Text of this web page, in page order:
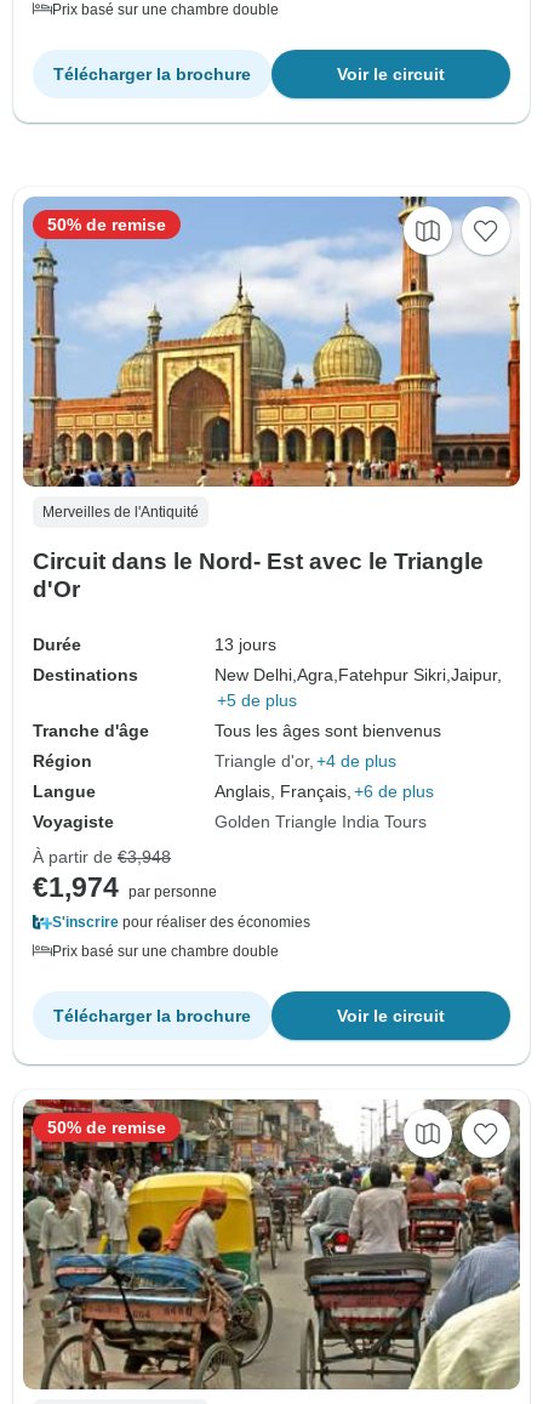
Prix basé sur une chambre double
Voir le circuit
Télécharger la brochure
Merveilles de l'Antiquité
Circuit dans le Nord- Est avec le Triangle
d'Or
Durée
13 jours
Destinations
New Delhi,Agra, Fatehpur Sikri,Jaipur,
+5 de plus
Tranche d'âge
Tous les âges sont bienvenus
Région
Triangle d'or +4 de plus
Langue
Anglais, Français, +6 de plus
Voyagiste
Golden Triangle India Tours
50% de remise
À partir de €3,948
€1,974 par personne
S'inscrire pour réaliser des économies
Prix basé sur une chambre double
Voir le circuit
Télécharger la brochure
50% de remise